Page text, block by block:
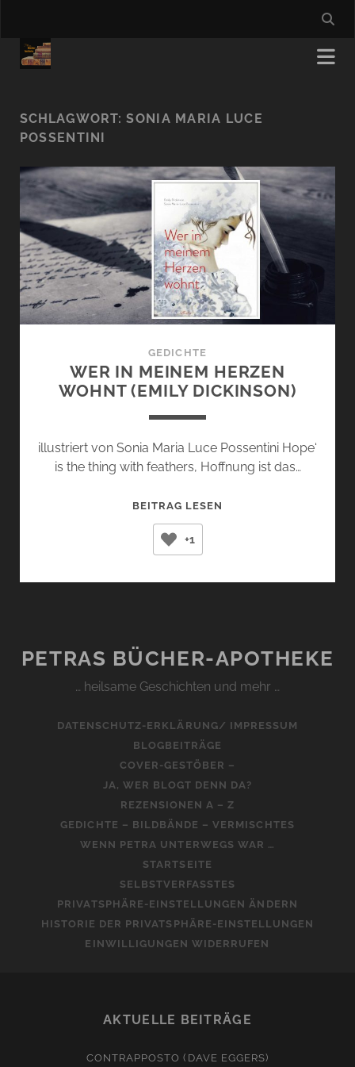
SCHLAGWORT:SONIA MARIA LUCE
POSSENTINI
GEDICHTE
WER IN MEINEM HERZEN
WOHNT (EMILY DICKINSON)
illustriert von Sonia Maria Luce Possentini Hope‘
is the thing with feathers, Hoffnung ist das…
BEITRAG LESEN
WOHNT
+1
PETRAS BÜCHER-APOTHEKE
… heilsame Geschichten und mehr …
DATENSCHUTZ-ERKLÄRUNG/ IMPRESSUM
BLOGBEITRÄGE
COVER-GESTÖBER –
JA, WER BLOGT DENN DA?
REZENSIONEN A – Z
GEDICHTE – BILDBÄNDE – VERMISCHTES
WENN PETRA UNTERWEGS WAR …
STARTSEITE
SELBSTVERFASSTES
PRIVATSPHÄRE-EINSTELLUNGEN ÄNDERN
HISTORIE DER PRIVATSPHÄRE-EINSTELLUNGEN
EINWILLIGUNGEN WIDERRUFEN
AKTUELLE BEITRÄGE
CONTRAPPOSTO (DAVE EGGERS)